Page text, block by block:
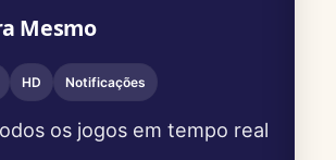
Mesmo
HD Notificações
os jogos em tempo real